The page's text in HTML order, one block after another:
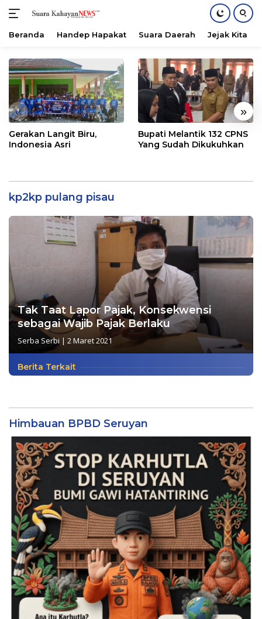
konten
Beranda Handep Hapakat Suara Daerah Jejak Kita
« »
Gerakan Langit Biru,
Indonesia Asri
Bupati Melantik 132 CPNS
Yang Sudah Dikukuhkan
kp2kp pulang pisau
Tak Taat Lapor Pajak, Konsekwensi
sebagai Wajib Pajak Berlaku
Serba Serbi | 2 Maret 2021
Berita Terkait
Himbauan BPBD Seruyan